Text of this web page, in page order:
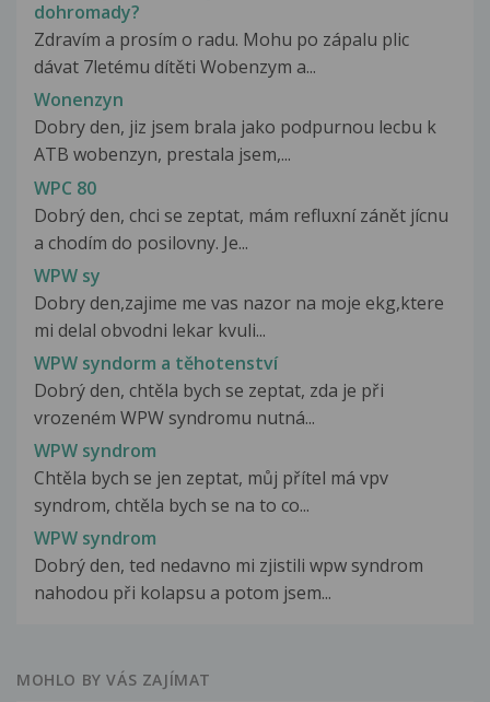
dohromady?
Zdravím a prosím o radu. Mohu po zápalu plic
dávat 7letému dítěti Wobenzym a...
Wonenzyn
Dobry den, jiz jsem brala jako podpurnou lecbu k
ATB wobenzyn, prestala jsem,...
WPC 80
Dobrý den, chci se zeptat, mám refluxní zánět jícnu
a chodím do posilovny. Je...
WPW sy
Dobry den,zajime me vas nazor na moje ekg,ktere
mi delal obvodni lekar kvuli...
WPW syndorm a těhotenství
Dobrý den, chtěla bych se zeptat, zda je při
vrozeném WPW syndromu nutná...
WPW syndrom
Chtěla bych se jen zeptat, můj přítel má vpv
syndrom, chtěla bych se na to co...
WPW syndrom
Dobrý den, ted nedavno mi zjistili wpw syndrom
nahodou při kolapsu a potom jsem...
MOHLO BY VÁS ZAJÍMAT